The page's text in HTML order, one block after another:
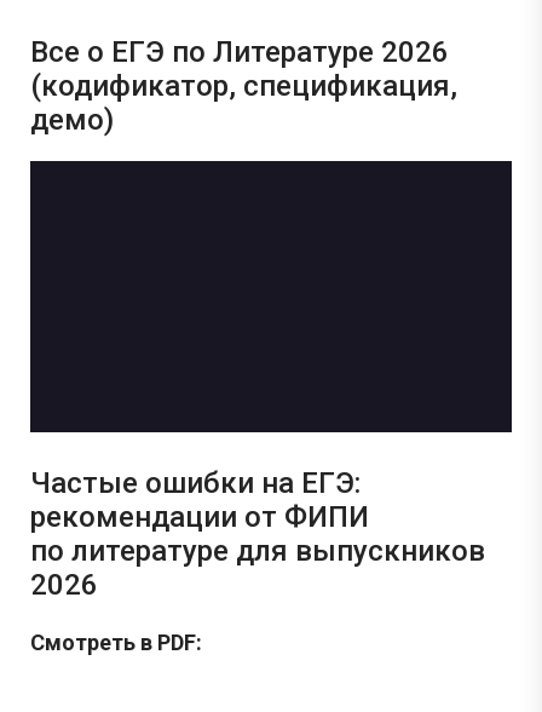
Все о ЕГЭ по Литературе 2026
(кодификатор, спецификация,
демо)
Частые ошибки на ЕГЭ:
рекомендации от ФИПИ
по литературе для выпускников
2026
Смотреть в PDF: